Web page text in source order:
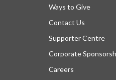
Ways to Give
Contact Us
Supporter Centre
Corporate
Careers